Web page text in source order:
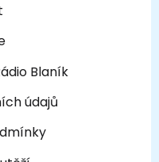
Blaník
údajů